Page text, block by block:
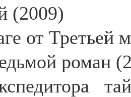
(2009)
от Третьей
роман